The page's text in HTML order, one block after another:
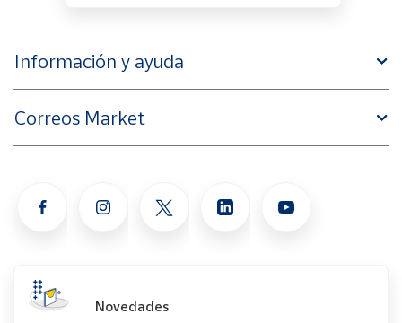
Información y ayuda
Correos Market
Novedades